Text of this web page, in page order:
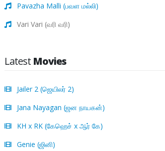
Pavazha Malli (பவள மல்லி)
Vari Vari (வரி வரி)
Latest Movies
Jailer 2 (ஜெயிலர் 2)
Jana Nayagan (ஜன நாயகன்)
KH x RK (கேஹெச் x ஆர் கே)
Genie (ஜினி)